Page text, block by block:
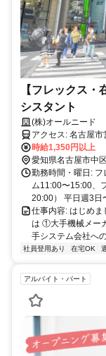
【フレックス
シスタント
(株)オールニード
アクセス: 名古屋市営地下鉄名城線"矢場町駅"徒歩10秒 (駐車場がない
時給1,350円以上
愛知県名古屋市中区
勤務時間・曜日:
ム11:00〜15:00、
20:00） 平日週3日
仕事内容: はじめ
は ①大手機械メー
手システム会社へ
社員登用あり 在宅OK
アルバイト・パート